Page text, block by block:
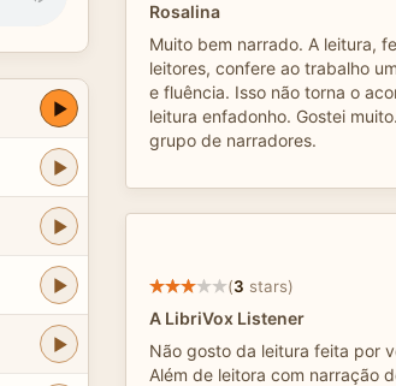
Rosalina
Muito bem narrado. A leitura,
leitores, confere ao trabalho
e fluência. Isso não torna o
leitura enfadonho. Gostei
grupo de narradores.
(3 stars)
A LibriVox Listener
Não gosto da leitura feita por
Além de leitora com narração